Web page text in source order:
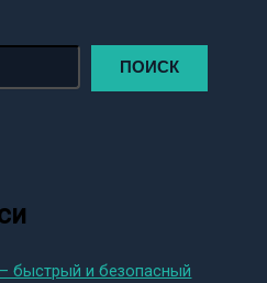
ПОИСК
быстрый и безопасный